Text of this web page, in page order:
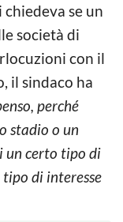
chiedeva se un
società di
con il
il sindaco ha
perché
stadio o un
un certo tipo di
di interesse